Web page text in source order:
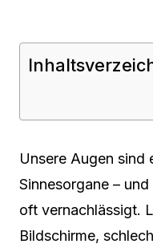
Unsere Augen sind
Sinnesorgane –
oft vernachlässigt.
Bildschirme,